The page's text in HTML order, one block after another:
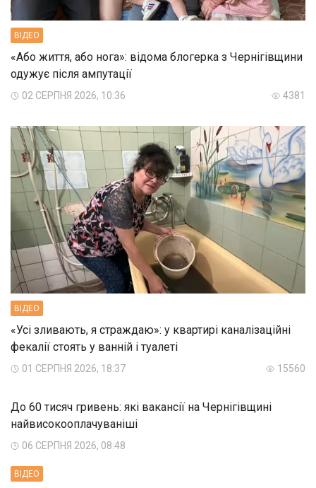
ВIДЕО
«Або життя, або нога»: відома блогерка з Чернігівщини
одужує після ампутації
02 СЕРПНЯ 2026, 10:36 4381
ВIДЕО
«Усі зливають, я страждаю»: у квартирі каналізаційні
фекалії стоять у ванній і туалеті
01 СЕРПНЯ 2026, 18:37 15560
До 60 тисяч гривень: які вакансії на Чернігівщині
найвисокооплачуваніші
06 СЕРПНЯ 2026, 08:48
ВIДЕО